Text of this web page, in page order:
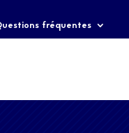
fréquentes